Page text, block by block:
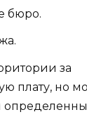
бюро.
за
плату, но